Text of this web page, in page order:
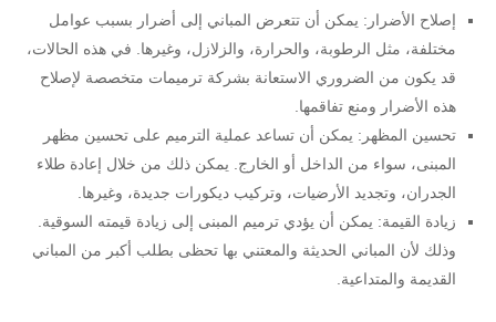
إصلاح الأضرار: يمكن أن تتعرض المباني إلى أضرار بسبب عوامل
مختلفة، مثل الرطوبة، والحرارة، والزلازل، وغيرها. في هذه الحالات،
قد يكون من الضروري الاستعانة بشركة ترميمات متخصصة لإصلاح
هذه الأضرار ومنع تفاقمها.
تحسين المظهر: يمكن أن تساعد عملية الترميم على تحسين مظهر
المبنى، سواء من الداخل أو الخارج. يمكن ذلك من خلال إعادة طلاء
الجدران، وتجديد الأرضيات، وتركيب ديكورات جديدة، وغيرها.
زيادة القيمة: يمكن أن يؤدي ترميم المبنى إلى زيادة قيمته السوقية.
وذلك لأن المباني الحديثة والمعتني بها تحظى بطلب أكبر من المباني
القديمة والمتداعية.